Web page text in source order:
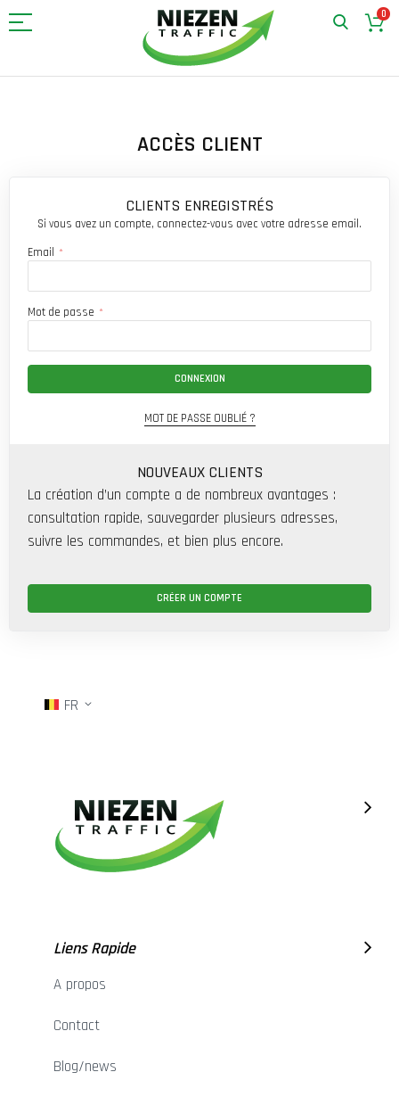
0
ACCÈS CLIENT
CLIENTS ENREGISTRÉS
Si vous avez un compte, connectez-vous avec votre adresse email.
Email
Mot de passe
CONNEXION
MOT DE PASSE OUBLIÉ ?
NOUVEAUX CLIENTS
La création d’un compte a de nombreux avantages :
consultation rapide, sauvegarder plusieurs adresses,
suivre les commandes, et bien plus encore.
CRÉER UN COMPTE
FR
Liens Rapide
A propos
Contact
Blog/news